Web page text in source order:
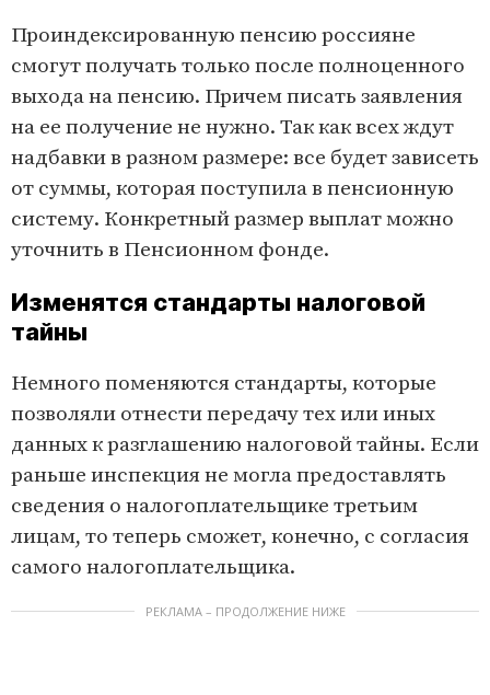
Проиндексированную пенсию россияне
смогут получать только после полноценного
выхода на пенсию. Причем писать заявления
на ее получение не нужно. Так как всех ждут
надбавки в разном размере: все будет зависеть
от суммы, которая поступила в пенсионную
систему. Конкретный размер выплат можно
уточнить в Пенсионном фонде.
Изменятся стандарты налоговой
тайны
Немного поменяются стандарты, которые
позволяли отнести передачу тех или иных
данных к разглашению налоговой тайны. Если
раньше инспекция не могла предоставлять
сведения о налогоплательщике третьим
лицам, то теперь сможет, конечно, с согласия
самого налогоплательщика.
РЕКЛАМА – ПРОДОЛЖЕНИЕ НИЖЕ